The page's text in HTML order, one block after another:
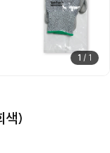
1 / 1
색)